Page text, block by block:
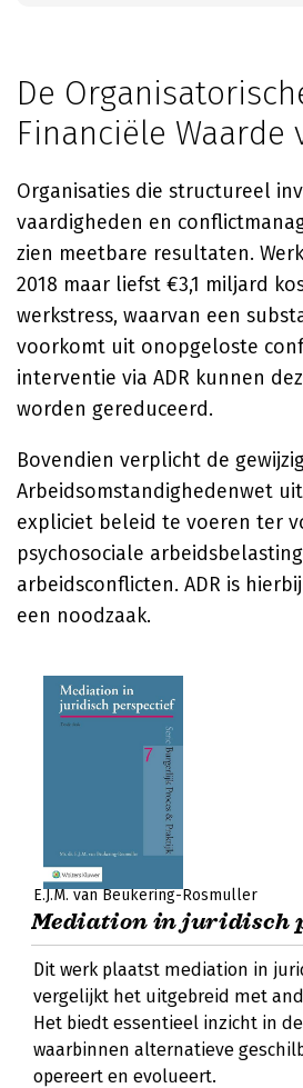
De
Financiële Waarde
Organisaties die structureel
vaardigheden en
zien meetbare resultaten.
2018 maar liefst €3,1 miljard
werkstress, waarvan een
voorkomt uit onopgeloste
interventie via ADR kunnen
worden gereduceerd.
Bovendien verplicht de
Arbeidsomstandighedenwet
expliciet beleid te voeren ter
psychosociale
arbeidsconflicten. ADR is
een noodzaak.
E.J.M. van Beukering-Rosmuller
Mediation in juridisch
Dit werk plaatst mediation in
vergelijkt het uitgebreid met
Het biedt essentieel inzicht in
waarbinnen alternatieve
opereert en evolueert.